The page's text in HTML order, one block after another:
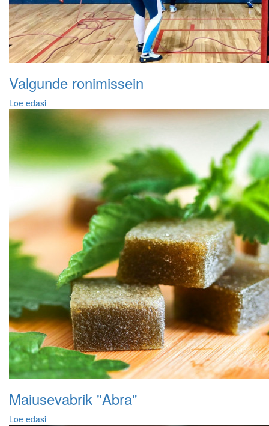
Valgunde ronimissein
Loe edasi
Maiusevabrik "Abra"
Loe edasi